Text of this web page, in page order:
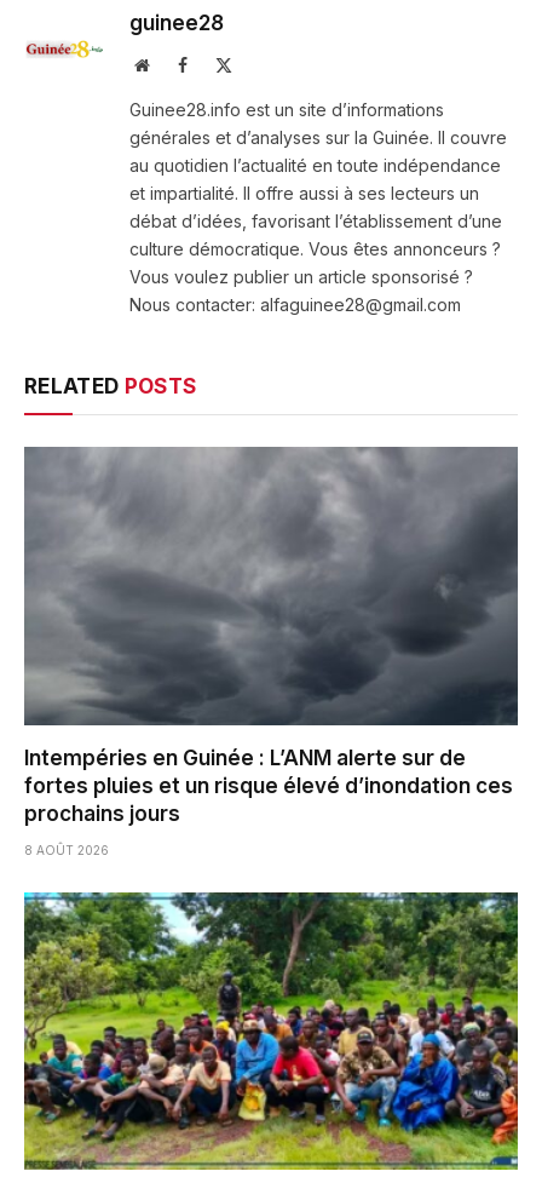
guinee28
WebsiteFacebook
Guinee28.info est un site d’informations
générales et d’analyses sur la Guinée. Il couvre
au quotidien l’actualité en toute indépendance
et impartialité. Il offre aussi à ses lecteurs un
débat d’idées, favorisant l’établissement d’une
culture démocratique. Vous êtes annonceurs ?
Vous voulez publier un article sponsorisé ?
Nous contacter: alfaguinee28@gmail.com
RELATED POSTS
Intempéries en Guinée : L’ANM alerte sur de
fortes pluies et un risque élevé d’inondation ces
prochains jours
8 AOÛT 2026